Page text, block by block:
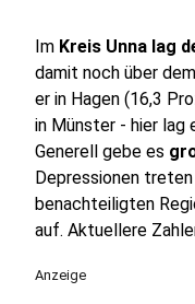
Im Kreis Unna lag
damit noch über
er in Hagen (16,3
in Münster - hier lag
Generell gebe es
Depressionen
benachteiligten
auf. Aktuellere
Anzeige